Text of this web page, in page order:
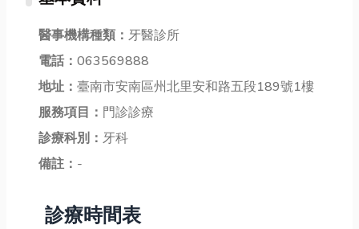
醫事機構種類： 牙醫診所
電話： 063569888
地址： 臺南市安南區州北里安和路五段189號1樓
服務項目： 門診診療
診療科別： 牙科
備註： -
診療時間表